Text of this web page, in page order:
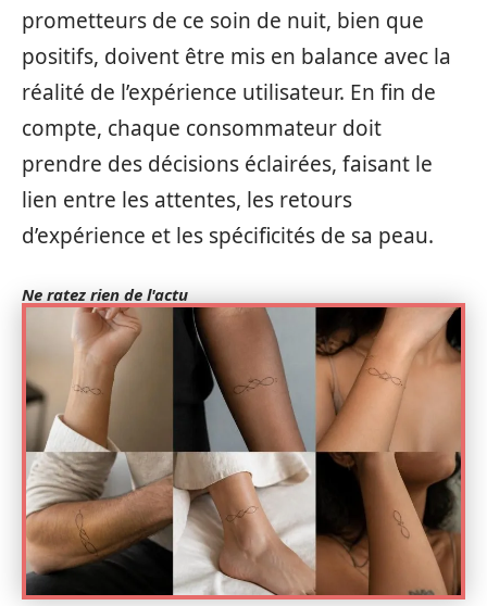
prometteurs de ce soin de nuit, bien que
positifs, doivent être mis en balance avec la
réalité de l’expérience utilisateur. En fin de
compte, chaque consommateur doit
prendre des décisions éclairées, faisant le
lien entre les attentes, les retours
d’expérience et les spécificités de sa peau.
Ne ratez rien de l'actu